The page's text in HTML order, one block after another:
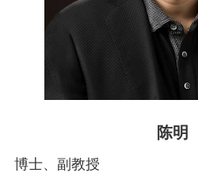
陈明
博士、副教授